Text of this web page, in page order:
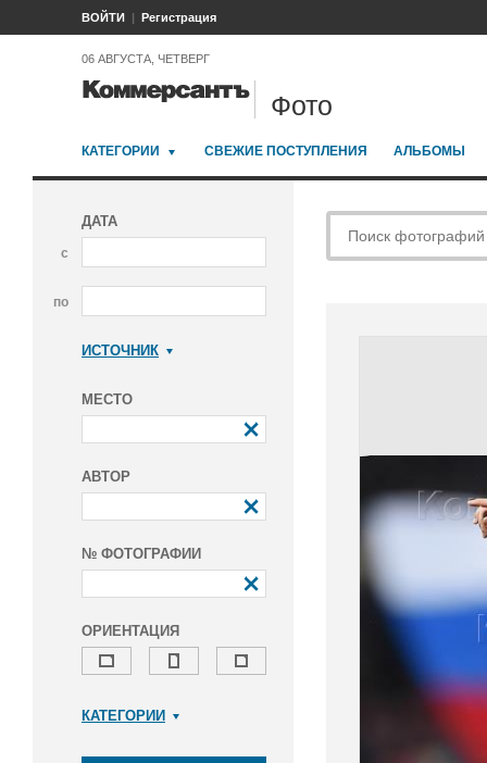
ВОЙТИ Регистрация
06 АВГУСТА, ЧЕТВЕРГ
Фото
КАТЕГОРИИ СВЕЖИЕ ПОСТУПЛЕНИЯ АЛЬБОМЫ
ДАТА
с
по
ИСТОЧНИК
МЕСТО
АВТОР
№ ФОТОГРАФИИ
ОРИЕНТАЦИЯ
КАТЕГОРИИ